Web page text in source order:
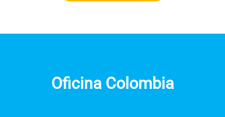
Oficina Colombia